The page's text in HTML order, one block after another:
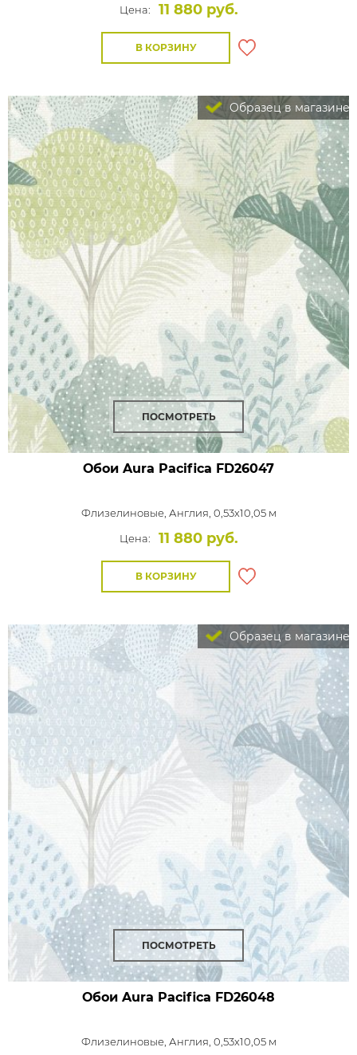
Цена:
11 880 руб.
В КОРЗИНУ
Образец в магазине
ПОСМОТРЕТЬ
Обои Aura Pacifica FD26047
Флизелиновые, Англия, 0,53x10,05 м
Цена:
11 880 руб.
В КОРЗИНУ
Образец в магазине
ПОСМОТРЕТЬ
Обои Aura Pacifica FD26048
Флизелиновые, Англия, 0,53x10,05 м